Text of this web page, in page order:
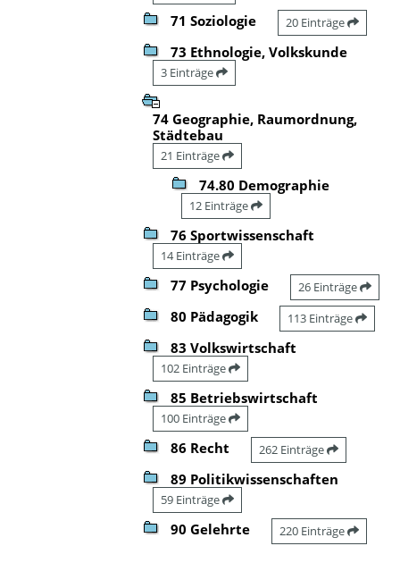
71 Soziologie 20 Einträge
73 Ethnologie, Volkskunde
3 Einträge
74 Geographie, Raumordnung,
Städtebau
21 Einträge
74.80 Demographie
12 Einträge
76 Sportwissenschaft
14 Einträge
77 Psychologie 26 Einträge
80 Pädagogik 113 Einträge
83 Volkswirtschaft
102 Einträge
85 Betriebswirtschaft
100 Einträge
86 Recht 262 Einträge
89 Politikwissenschaften
59 Einträge
90 Gelehrte 220 Einträge